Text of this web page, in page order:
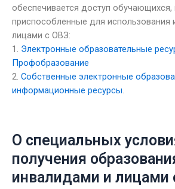
обеспечивается доступ обучающихся,
приспособленные для использования
лицами с ОВЗ:
1.
Электронные образовательные
Профобразование
2. Собственные электронные
информационные ресурсы
О специальных
получения
инвалидами и лицами